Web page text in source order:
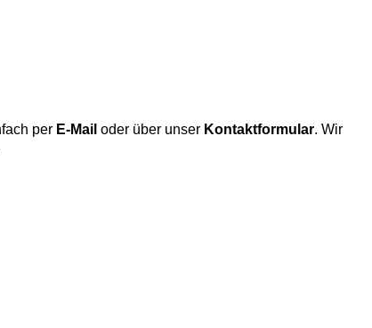
per E-Mail oder über unser Kontaktformular. Wir